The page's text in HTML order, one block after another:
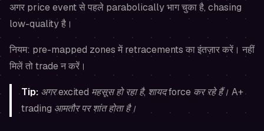
अगर price event से पहले parabolically भाग चुका है, chasing
low-quality है।
नियम: pre-mapped zones में retracements का इंतज़ार करें। नहीं
मिलें तो trade न करें।
Tip:अगर excited महसूस हो रहा है, शायद force कर रहे हैं। A+
trading आमतौर पर शांत होता है।